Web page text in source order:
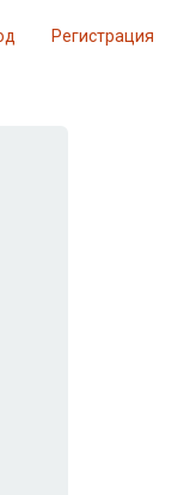
Регистрация